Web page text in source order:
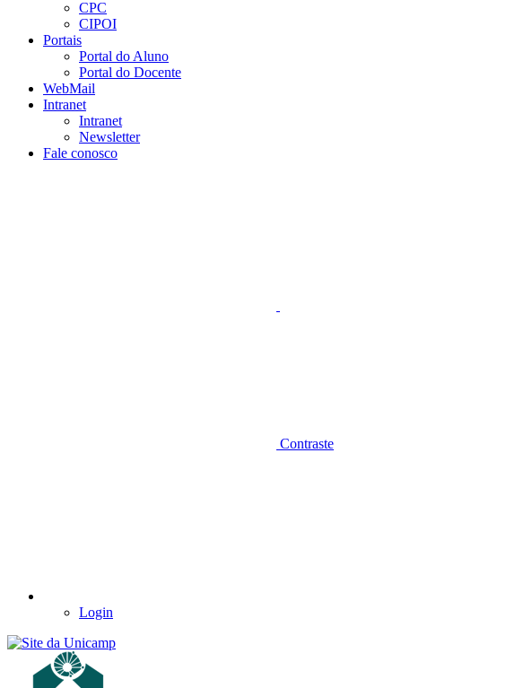
CPC
CIPOI
Portais
Portal do Aluno
Portal do Docente
WebMail
Intranet
Intranet
Newsletter
Fale conosco
Contraste
Login